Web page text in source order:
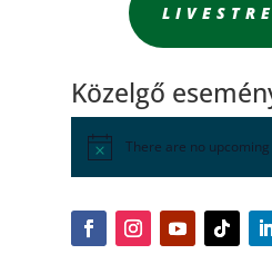
Közelgő
There are no upcoming